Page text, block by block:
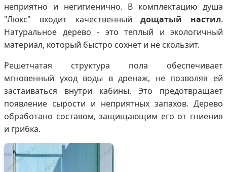
неприятно и негигиенично. В комплектацию душа
"Люкс" входит качественныйдощатый настил.
Натуральное дерево - это теплый и экологичный
материал, который быстро сохнет и не скользит.
Решетчатая структура пола обеспечивает
мгновенный уход воды в дренаж, не позволяя ей
застаиваться внутри кабины. Это предотвращает
появление сырости и неприятных запахов. Дерево
обработано составом, защищающим его от гниения
и грибка.